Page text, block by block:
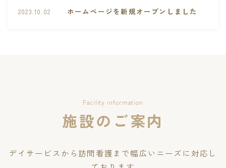
ホームページを新規オープンしました
2023.10.02
Facility information
施設のご案内
デイサービスから訪問看護まで幅広いニーズに対応し